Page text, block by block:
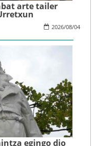
arte tailer
2026/08/04
egingo dio